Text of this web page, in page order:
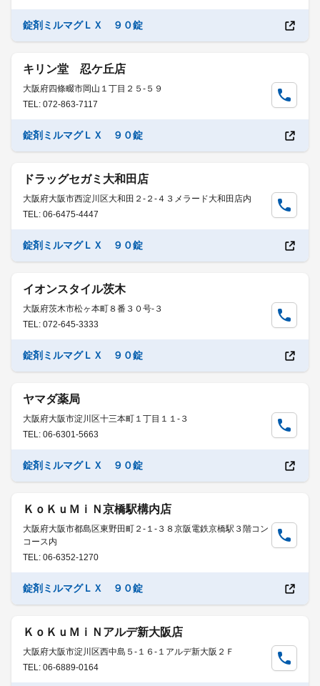
錠剤ミルマグＬＸ ９０錠
キリン堂 忍ケ丘店
大阪府四條畷市岡山１丁目２５-５９
TEL: 072-863-7117
錠剤ミルマグＬＸ ９０錠
ドラッグセガミ大和田店
大阪府大阪市西淀川区大和田２-２-４３メラード大和田店内
TEL: 06-6475-4447
錠剤ミルマグＬＸ ９０錠
イオンスタイル茨木
大阪府茨木市松ヶ本町８番３０号-３
TEL: 072-645-3333
錠剤ミルマグＬＸ ９０錠
ヤマダ薬局
大阪府大阪市淀川区十三本町１丁目１１-３
TEL: 06-6301-5663
錠剤ミルマグＬＸ ９０錠
ＫｏＫｕＭｉＮ京橋駅構内店
大阪府大阪市都島区東野田町２-１-３８京阪電鉄京橋駅３階コン
コース内
TEL: 06-6352-1270
錠剤ミルマグＬＸ ９０錠
ＫｏＫｕＭｉＮアルデ新大阪店
大阪府大阪市淀川区西中島５-１６-１アルデ新大阪２Ｆ
TEL: 06-6889-0164